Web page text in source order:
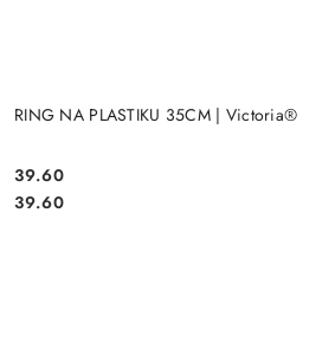
RING NA PLASTIKU 35CM | Victoria®
Cena:
39.60
Cena:
39.60